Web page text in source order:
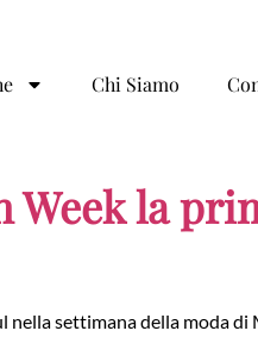
Chi Siamo
Week la
settimana della moda di